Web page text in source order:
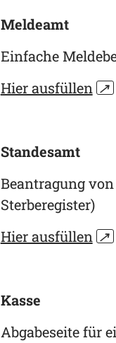
Meldeamt
Einfache
Hier ausfüllen ↗
Standesamt
Beantragung
Sterberegister)
Hier ausfüllen ↗
Kasse
Abgabeseite für